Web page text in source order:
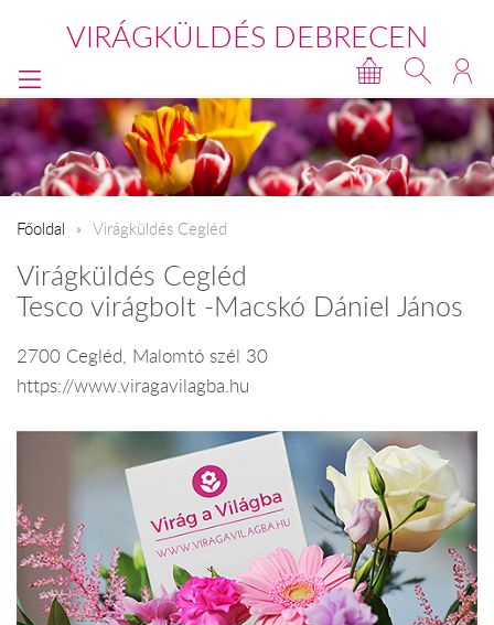
VIRÁGKÜLDÉS DEBRECEN
Főoldal Virágküldés Cegléd
Virágküldés Cegléd
Tesco virágbolt -Macskó Dániel János
2700 Cegléd, Malomtó szél 30
https://www.viragavilagba.hu